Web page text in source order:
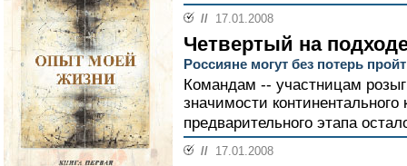
// 17.01.2008
Четвертый на
Россияне могут без потерь
Командам -- участницам
значимости
предварительного этапа
// 17.01.2008